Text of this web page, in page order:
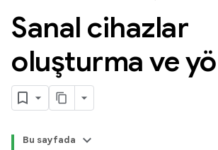
Sanal cihazlar
oluşturma ve
Bu sayfada